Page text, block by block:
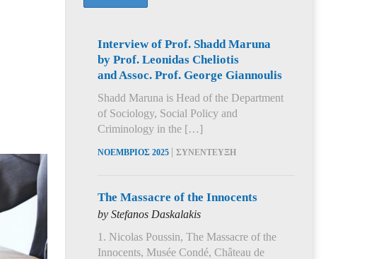
Interview of Prof. Shadd Maruna
by Prof. Leonidas Cheliotis
and Assoc. Prof. George Giannoulis
Shadd Maruna is Head of the Department
of Sociology, Social Policy and
Criminology in the […]
ΝΟΕΜΒΡΙΟΣ 2025 | ΣΥΝΕΝΤΕΥΞΗ
The Massacre of the Innocents
by Stefanos Daskalakis
1. Nicolas Poussin, The Massacre of the
Innocents, Musée Condé, Château de